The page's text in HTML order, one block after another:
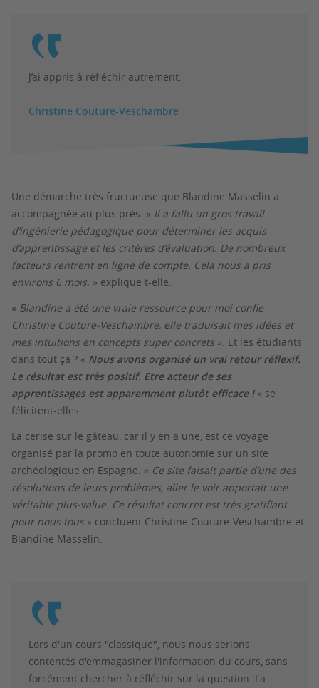
J’ai appris à réfléchir autrement.
Christine Couture-Veschambre
Une démarche très fructueuse que Blandine Masselin a
accompagnée au plus près. « Il a fallu un gros travail
d’ingénierie pédagogique pour déterminer les acquis
d’apprentissage et les critères d’évaluation. De nombreux
facteurs rentrent en ligne de compte. Cela nous a pris
environs 6 mois. » explique t-elle.
« Blandine a été une vraie ressource pour moi confie
Christine Couture-Veschambre, elle traduisait mes idées et
mes intuitions en concepts super concrets ». Et les étudiants
dans tout ça ? « Nous avons organisé un vrai retour réflexif.
Le résultat est très positif. Etre acteur de ses
apprentissages est apparemment plutôt efficace ! » se
félicitent-elles.
La cerise sur le gâteau, car il y en a une, est ce voyage
organisé par la promo en toute autonomie sur un site
archéologique en Espagne. « Ce site faisait partie d’une des
résolutions de leurs problèmes, aller le voir apportait une
véritable plus-value. Ce résultat concret est très gratifiant
pour nous tous » concluent Christine Couture-Veschambre et
Blandine Masselin.
Lors d'un cours "classique", nous nous serions
contentés d'emmagasiner l'information du cours, sans
forcément chercher à réfléchir sur la question. La